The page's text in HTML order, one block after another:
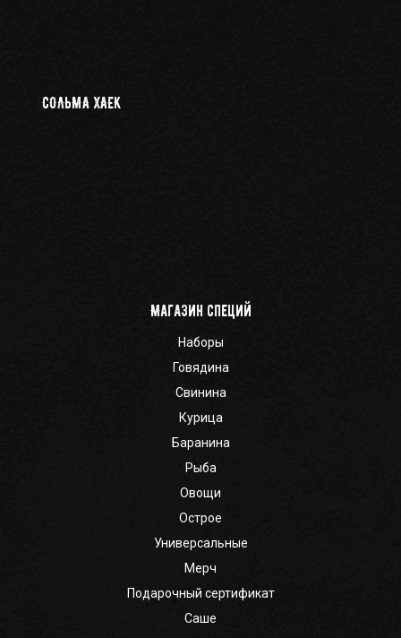
СОЛЬМА ХАЕК
Магазин специй
Наборы
Говядина
Свинина
Курица
Баранина
Рыба
Овощи
Острое
Универсальные
Мерч
Подарочный сертификат
Саше